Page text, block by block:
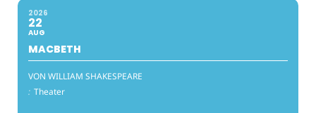
2026
22
AUG
MACBETH
VON WILLIAM SHAKESPEARE
: Theater